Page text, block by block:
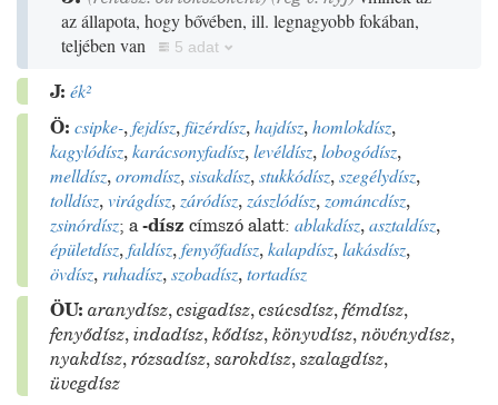
az állapota, hogy bővében, ill. legnagyobb fokában,
teljében van
5 adat
J: ék²
Ö: csipke-,fejdísz,füzérdísz,hajdísz,homlokdísz,
kagylódísz,karácsonyfadísz,levéldísz,lobogódísz,
melldísz,oromdísz,sisakdísz,stukkódísz,szegélydísz,
tolldísz,virágdísz, záródísz, zászlódísz, zománcdísz,
zsinórdísz; a-dísz címszó alatt: ablakdísz,asztaldísz,
épületdísz,faldísz,fenyőfadísz,kalapdísz,lakásdísz,
övdísz, ruhadísz,szobadísz,tortadísz
ÖU: aranydísz,csigadísz,csúcsdísz,fémdísz,
fenyődísz,indadísz,kődísz,könyvdísz,növénydísz,
nyakdísz,rózsadísz,sarokdísz,szalagdísz,
üvegdísz